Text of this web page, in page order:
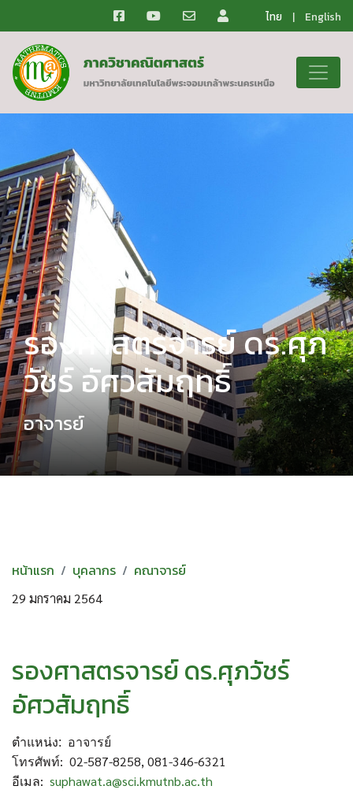
ไทย | English
รองศาสตรจารย์ ดร.ศุภ
วัชร์ อัศวสัมฤทธิ์
อาจารย์
หน้าแรก บุคลากร คณาจารย์
29 มกราคม 2564
รองศาสตรจารย์ ดร.ศุภวัชร์
อัศวสัมฤทธิ์
ตำแหน่ง: อาจารย์
โทรศัพท์: 02-587-8258, 081-346-6321
อีเมล: suphawat.a@sci.kmutnb.ac.th